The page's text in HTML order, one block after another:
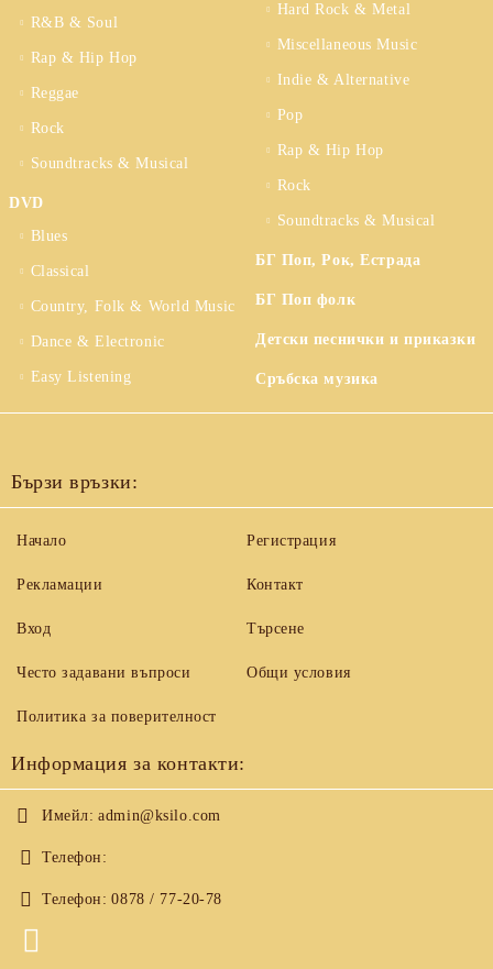
R&B & Soul
Rap & Hip Hop
Reggae
Rock
Soundtracks & Musical
DVD
Blues
Classical
Country, Folk & World Music
Dance & Electronic
Easy Listening
Hard Rock & Metal
Miscellaneous Music
Indie & Alternative
Pop
Rap & Hip Hop
Rock
Soundtracks & Musical
БГ Поп, Рок, Естрада
БГ Поп фолк
Детски песнички и приказки
Сръбска музика
Бързи връзки:
Начало
Рекламации
Вход
Често задавани въпроси
Регистрация
Контакт
Търсене
Общи условия
Политика за поверителност
Информация за контакти:
Имейл: admin@ksilo.com
Телефон:
Телефон: 0878 / 77-20-78